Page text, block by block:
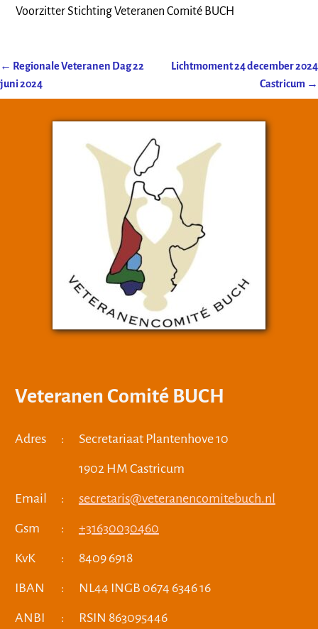
Voorzitter Stichting Veteranen Comité BUCH
Post navigation
← Regionale Veteranen Dag 22
juni 2024
Lichtmoment 24 december 2024
Castricum →
Veteranen Comité BUCH
Adres : Secretariaat Plantenhove 10
1902 HM Castricum
Email : secretaris@veteranencomitebuch.nl
Gsm : +31630030460
KvK : 8409 6918
IBAN : NL44 INGB 0674 6346 16
ANBI : RSIN 863095446